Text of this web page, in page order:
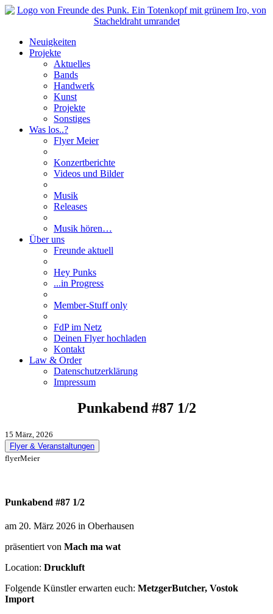
Neuigkeiten
Projekte
Aktuelles
Bands
Handwerk
Kunst
Projekte
Sonstiges
Was los..?
Flyer Meier
Konzertberichte
Videos und Bilder
Musik
Releases
Musik hören…
Über uns
Freunde aktuell
Hey Punks
...in Progress
Member-Stuff only
FdP im Netz
Deinen Flyer hochladen
Kontakt
Law & Order
Datenschutzerklärung
Impressum
Punkabend #87 1/2
15 März, 2026
Flyer & Veranstaltungen
flyerMeier
Punkabend #87 1/2
am 20. März 2026 in Oberhausen
präsentiert von Mach ma wat
Location: Druckluft
Folgende Künstler erwarten euch: MetzgerButcher, Vostok
Import